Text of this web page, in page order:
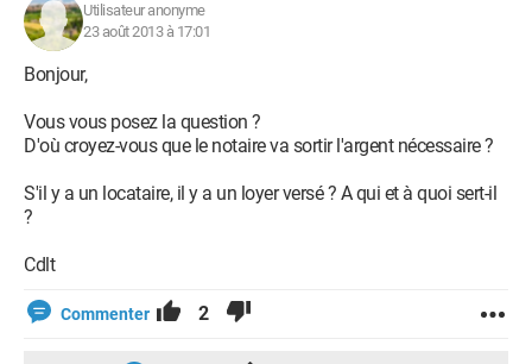
Utilisateur anonyme
23 août 2013 à 17:01
Bonjour,
Vous vous posez la question ?
D'où croyez-vous que le notaire va sortir l'argent nécessaire ?
S'il y a un locataire, il y a un loyer versé ? A qui et à quoi sert-il
?
Cdlt
Commenter 2